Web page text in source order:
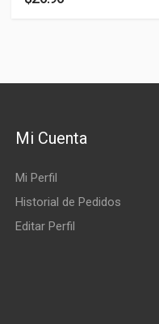
Mi Cuenta
Mi Perfil
Historial de Pedidos
Editar Perfil